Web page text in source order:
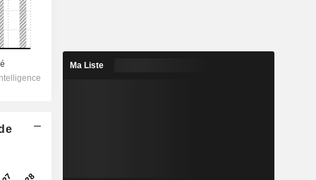
Ma Liste